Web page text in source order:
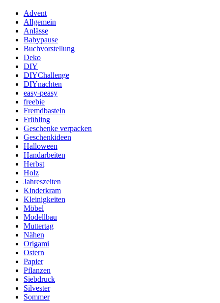
Advent
Allgemein
Anlässe
Babypause
Buchvorstellung
Deko
DIY
DIYChallenge
DIYnachten
easy-peasy
freebie
Fremdbasteln
Frühling
Geschenke verpacken
Geschenkideen
Halloween
Handarbeiten
Herbst
Holz
Jahreszeiten
Kinderkram
Kleinigkeiten
Möbel
Modellbau
Muttertag
Nähen
Origami
Ostern
Papier
Pflanzen
Siebdruck
Silvester
Sommer